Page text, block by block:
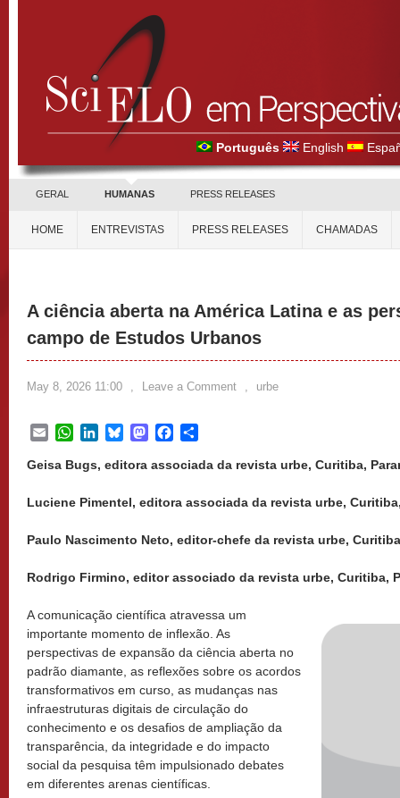
Português English
GERAL HUMANAS PRESS RELEASES
HOME ENTREVISTAS PRESS RELEASES CHAMADAS
A ciência aberta na América Latina e as
campo de Estudos Urbanos
May 8, 2026 11:00 , Leave a Comment , urbe
EmailWhatsApp
LinkedInBlueskyMastodonFacebook
Geisa Bugs, editora associada da revista urbe, Curitiba,
Luciene Pimentel, editora associada da revista urbe,
Paulo Nascimento Neto, editor-chefe da revista urbe,
Rodrigo Firmino, editor associado da revista urbe, Curitiba,
A comunicação científica atravessa um
importante momento de inflexão. As
perspectivas de expansão da ciência aberta no
padrão diamante, as reflexões sobre os acordos
transformativos em curso, as mudanças nas
infraestruturas digitais de circulação do
conhecimento e os desafios de ampliação da
transparência, da integridade e do impacto
social da pesquisa têm impulsionado debates
em diferentes arenas científicas.